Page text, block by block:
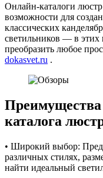
Онлайн-каталоги
возможности для
классических
светильников — в этих
преобразить любое
dokasvet.ru .
Преимущества
каталога
• Широкий выбор:
различных стилях,
найти идеальный